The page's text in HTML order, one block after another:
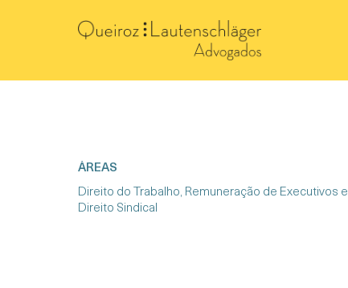
ÁREAS
Direito do Trabalho, Remuneração de Executivos e
Direito Sindical